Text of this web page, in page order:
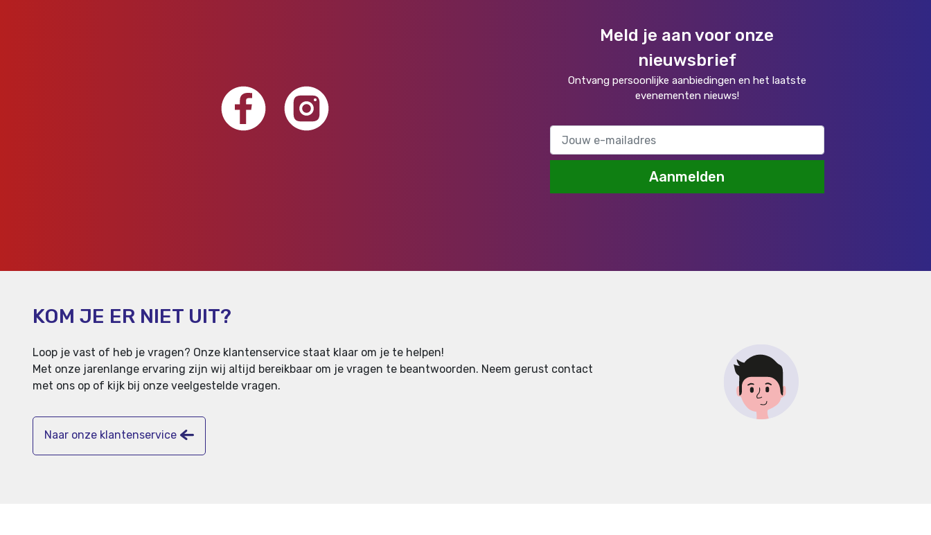
Meld je aan voor onze
nieuwsbrief
Ontvang persoonlijke aanbiedingen en het laatste
evenementen nieuws!
Aanmelden
KOM JE ER NIET UIT?
Loop je vast of heb je vragen? Onze klantenservice staat klaar om je te helpen!
Met onze jarenlange ervaring zijn wij altijd bereikbaar om je vragen te beantwoorden. Neem gerust contact
met ons op of kijk bij onze veelgestelde vragen.
Naar onze klantenservice